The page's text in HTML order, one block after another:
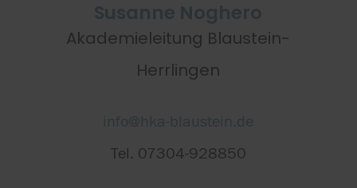
Akademieleitung Blaustein-
Herrlingen
Tel. 07304-928850